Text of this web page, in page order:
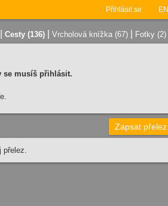
Přihlásit se EN
Cesty (136) Vrcholová knížka (67) Fotky (2)
se musíš přihlásit.
Zapsat přelez